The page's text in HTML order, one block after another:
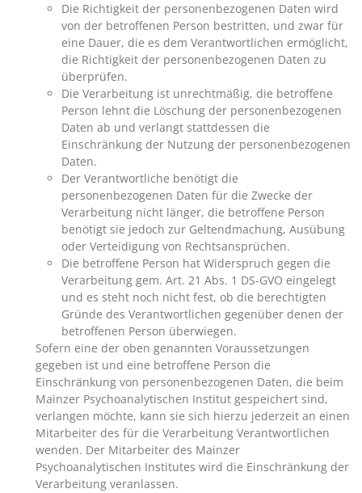
Die Richtigkeit der personenbezogenen Daten wird
von der betroffenen Person bestritten, und zwar für
eine Dauer, die es dem Verantwortlichen ermöglicht,
die Richtigkeit der personenbezogenen Daten zu
überprüfen.
Die Verarbeitung ist unrechtmäßig, die betroffene
Person lehnt die Löschung der personenbezogenen
Daten ab und verlangt stattdessen die
Einschränkung der Nutzung der personenbezogenen
Daten.
Der Verantwortliche benötigt die
personenbezogenen Daten für die Zwecke der
Verarbeitung nicht länger, die betroffene Person
benötigt sie jedoch zur Geltendmachung, Ausübung
oder Verteidigung von Rechtsansprüchen.
Die betroffene Person hat Widerspruch gegen die
Verarbeitung gem. Art. 21 Abs. 1 DS-GVO eingelegt
und es steht noch nicht fest, ob die berechtigten
Gründe des Verantwortlichen gegenüber denen der
betroffenen Person überwiegen.
Sofern eine der oben genannten Voraussetzungen
gegeben ist und eine betroffene Person die
Einschränkung von personenbezogenen Daten, die beim
Mainzer Psychoanalytischen Institut gespeichert sind,
verlangen möchte, kann sie sich hierzu jederzeit an einen
Mitarbeiter des für die Verarbeitung Verantwortlichen
wenden. Der Mitarbeiter des Mainzer
Psychoanalytischen Institutes wird die Einschränkung der
Verarbeitung veranlassen.